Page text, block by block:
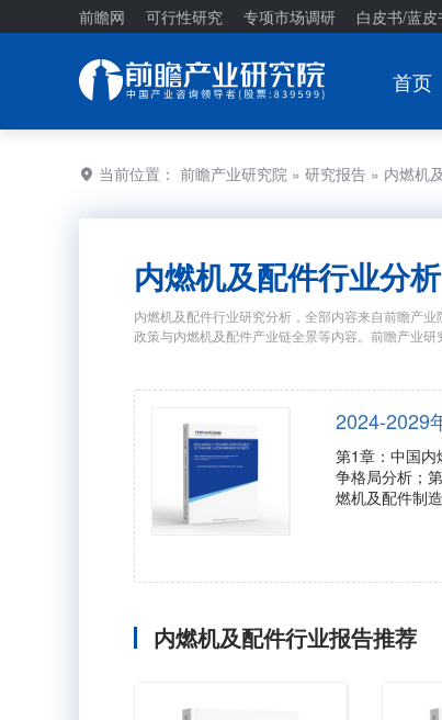
前瞻网 可行性研究 专项市场调研 白皮书/蓝皮
首页
当前位置： 前瞻产业研究院 » 研究报告 » 内燃机
内燃机及配件行业分析
内燃机及配件行业研究分析，全部内容来自前瞻产
政策与内燃机及配件产业链全景等内容。前瞻产业
2024-2029
第1章：中国
争格局分析；
燃机及配件制
内燃机及配件行业报告推荐